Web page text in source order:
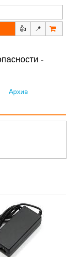
👍 📍
-
Архив